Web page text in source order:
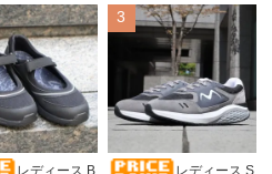
レディース B
3